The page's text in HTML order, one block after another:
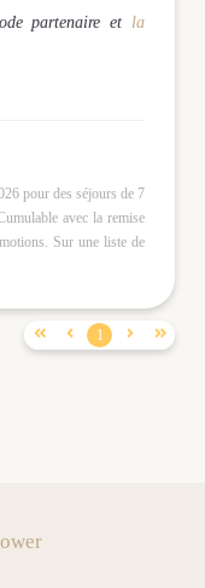
partenaire et la
pour des séjours de 7
avec la remise
Sur une liste de
  1  